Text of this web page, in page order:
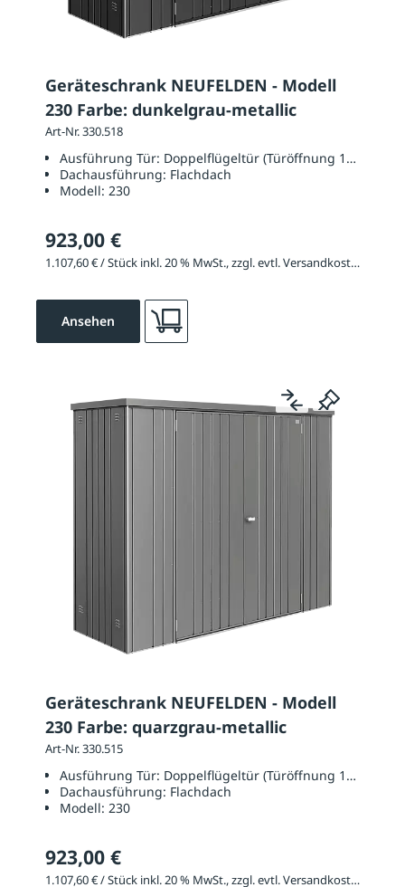
Geräteschrank NEUFELDEN - Modell
230 Farbe: dunkelgrau-metallic
Art-Nr. 330.518
Ausführung Tür: Doppelflügeltür (Türöffnung 1350 x
Dachausführung: Flachdach
Modell: 230
923,00 €
1.107,60 € / Stück inkl. 20 % MwSt., zzgl. evtl. Versandkosten
Ansehen
Geräteschrank NEUFELDEN - Modell
230 Farbe: quarzgrau-metallic
Art-Nr. 330.515
Ausführung Tür: Doppelflügeltür (Türöffnung 1350 x
Dachausführung: Flachdach
Modell: 230
923,00 €
1.107,60 € / Stück inkl. 20 % MwSt., zzgl. evtl. Versandkosten